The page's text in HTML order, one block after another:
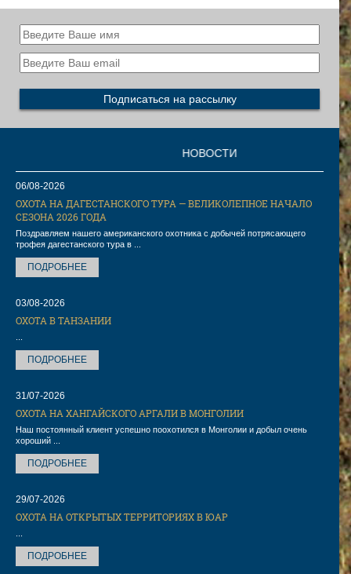
НОВОСТИ
06/08-2026
ОХОТА НА ДАГЕСТАНСКОГО ТУРА — ВЕЛИКОЛЕПНОЕ НАЧАЛО
СЕЗОНА 2026 ГОДА
Поздравляем нашего американского охотника с добычей потрясающего
трофея дагестанского тура в ...
ПОДРОБНЕЕ
03/08-2026
ОХОТА В ТАНЗАНИИ
ПОДРОБНЕЕ
31/07-2026
ОХОТА НА ХАНГАЙСКОГО АРГАЛИ В МОНГОЛИИ
Наш постоянный клиент успешно поохотился в Монголии и добыл очень
хороший ...
ПОДРОБНЕЕ
29/07-2026
ОХОТА НА ОТКРЫТЫХ ТЕРРИТОРИЯХ В ЮАР
ПОДРОБНЕЕ